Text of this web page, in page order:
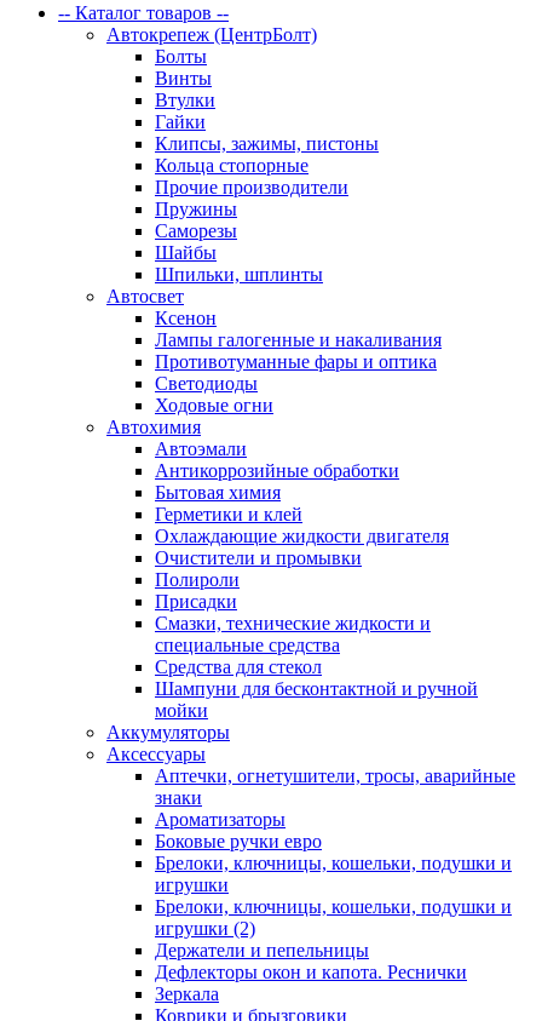
-- Каталог товаров --
Автокрепеж (ЦентрБолт)
Болты
Винты
Втулки
Гайки
Клипсы, зажимы, пистоны
Кольца стопорные
Прочие производители
Пружины
Саморезы
Шайбы
Шпильки, шплинты
Автосвет
Ксенон
Лампы галогенные и накаливания
Противотуманные фары и оптика
Светодиоды
Ходовые огни
Автохимия
Автоэмали
Антикоррозийные обработки
Бытовая химия
Герметики и клей
Охлаждающие жидкости двигателя
Очистители и промывки
Полироли
Присадки
Смазки, технические жидкости и
специальные средства
Средства для стекол
Шампуни для бесконтактной и ручной
мойки
Аккумуляторы
Аксессуары
Аптечки, огнетушители, тросы, аварийные
знаки
Ароматизаторы
Боковые ручки евро
Брелоки, ключницы, кошельки, подушки и
игрушки
Брелоки, ключницы, кошельки, подушки и
игрушки (2)
Держатели и пепельницы
Дефлекторы окон и капота. Реснички
Зеркала
Коврики и брызговики